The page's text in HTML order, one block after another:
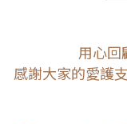
用心回
感謝大家的愛護